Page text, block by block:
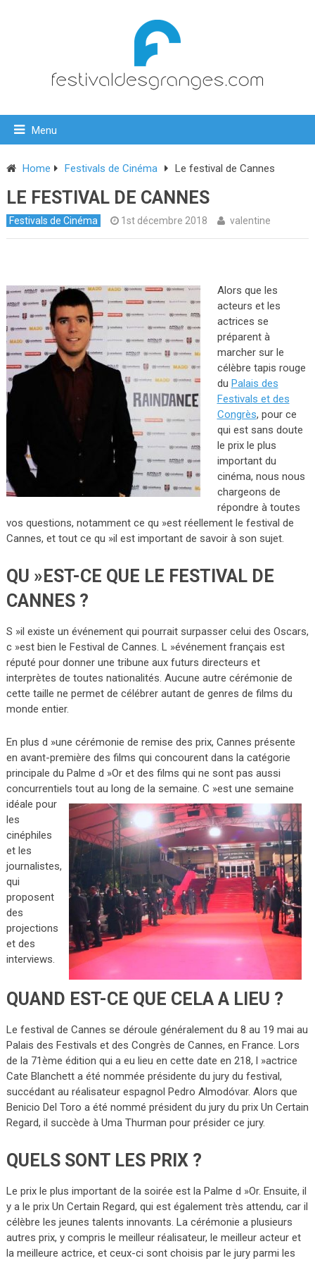
Menu
Home Festivals de Cinéma Le festival de Cannes
LE FESTIVAL DE CANNES
Festivals de Cinéma 1st décembre 2018 valentine
Alors que les
acteurs et les
actrices se
préparent à
marcher sur le
célèbre tapis rouge
du Palais des
Festivals et des
Congrès, pour ce
qui est sans doute
le prix le plus
important du
cinéma, nous nous
chargeons de
répondre à toutes
vos questions, notamment ce qu »est réellement le festival de
Cannes, et tout ce qu »il est important de savoir à son sujet.
QU »EST-CE QUE LE FESTIVAL DE
CANNES ?
S »il existe un événement qui pourrait surpasser celui des Oscars,
c »est bien le Festival de Cannes. L »événement français est
réputé pour donner une tribune aux futurs directeurs et
interprètes de toutes nationalités. Aucune autre cérémonie de
cette taille ne permet de célébrer autant de genres de films du
monde entier.
En plus d »une cérémonie de remise des prix, Cannes présente
en avant-première des films qui concourent dans la catégorie
principale du Palme d »Or et des films qui ne sont pas aussi
concurrentiels tout au long de la semaine. C »est une semaine
idéale pour
les
cinéphiles
et les
journalistes,
qui
proposent
des
projections
et des
interviews.
QUAND EST-CE QUE CELA A LIEU ?
Le festival de Cannes se déroule généralement du 8 au 19 mai au
Palais des Festivals et des Congrès de Cannes, en France. Lors
de la 71ème édition qui a eu lieu en cette date en 218, l »actrice
Cate Blanchett a été nommée présidente du jury du festival,
succédant au réalisateur espagnol Pedro Almodóvar. Alors que
Benicio Del Toro a été nommé président du jury du prix Un Certain
Regard, il succède à Uma Thurman pour présider ce jury.
QUELS SONT LES PRIX ?
Le prix le plus important de la soirée est la Palme d »Or. Ensuite, il
y a le prix Un Certain Regard, qui est également très attendu, car il
célèbre les jeunes talents innovants. La cérémonie a plusieurs
autres prix, y compris le meilleur réalisateur, le meilleur acteur et
la meilleure actrice, et ceux-ci sont choisis par le jury parmi les